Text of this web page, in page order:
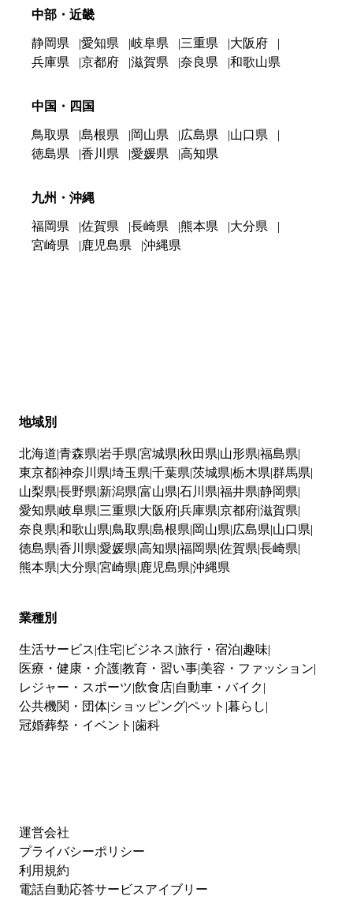
中部・近畿
静岡県 愛知県 岐阜県 三重県
大阪府
兵庫県
京都府 滋賀県 奈良県 和歌山県
中国・四国
鳥取県 島根県 岡山県 広島県
山口県
徳島県
香川県 愛媛県 高知県
九州・沖縄
福岡県 佐賀県 長崎県 熊本県
大分県
宮崎県
鹿児島県 沖縄県
地域別
北海道 青森県 岩手県 宮城県 秋田県 山形県 福島県
東京都神奈川県 埼玉県 千葉県 茨城県 栃木県 群馬県
山梨県 長野県 新潟県 富山県 石川県 福井県 静岡県
愛知県 岐阜県 三重県 大阪府兵庫県 京都府滋賀県
奈良県 和歌山県 鳥取県 島根県 岡山県 広島県 山口県
徳島県 香川県 愛媛県 高知県 福岡県 佐賀県 長崎県
熊本県 大分県 宮崎県 鹿児島県 沖縄県
業種別
生活サービス 住宅 ビジネス 旅行・宿泊 趣味
医療・健康・介護教育・習い事 美容・ファッション
レジャー・スポーツ 飲食店 自動車・バイク
公共機関・団体 ショッピングペット 暮らし
冠婚葬祭・イベント 歯科
運営会社
プライバシーポリシー
利用規約
電話自動応答サービスアイブリー